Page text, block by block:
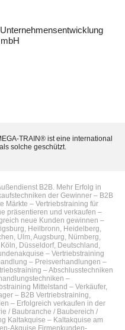
TRAIN® ist eine international
solche geschützt.
B2B. Mehr Erfolg in
der Gewinner – B2B
Märkte – Vertriebstraining für
präsentieren und verkaufen –
neue Kunden gewinnen –
Heilbronn, Heidelberg,
Ulm, Augsburg, Nürnberg,
Düsseldorf, Deutschland,
– Vertriebstraining
– Preisverhandlungen –
– Abschlusstechniken
–
Mittelstand – Verkäufer,
– B2B Vertriebstraining,
– Erfolgreich verkaufen in der
/ Baubranche / Baubereich /
Kaltakquise – Kaltakquise am
Akquise Firmenkunden-